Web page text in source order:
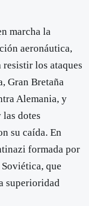
marcha la
aeronáutica,
los ataques
Gran Bretaña
Alemania, y
dotes
su caída. En
formada por
que
superioridad